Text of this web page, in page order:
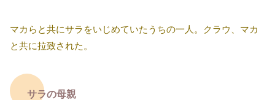
マカらと共にサラをいじめていたうちの一人。クラウ、マカ
と共に拉致された。
サラの母親